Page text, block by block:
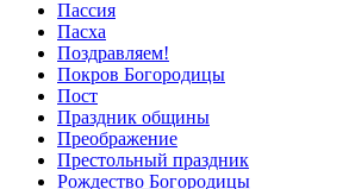
Пассия
Пасха
Поздравляем!
Покров Богородицы
Пост
Праздник общины
Преображение
Престольный праздник
Рождество Богородицы